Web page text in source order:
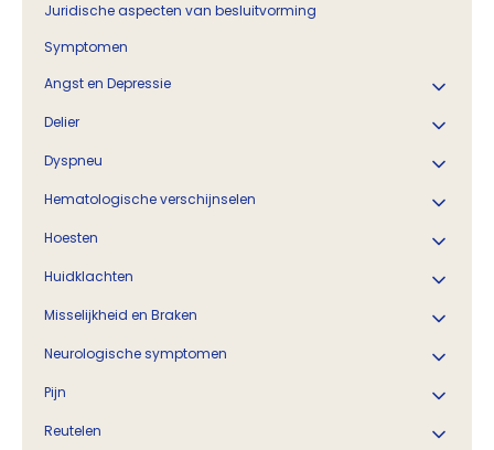
Juridische aspecten van besluitvorming
Symptomen
Angst en Depressie
Delier
Dyspneu
Hematologische verschijnselen
Hoesten
Huidklachten
Misselijkheid en Braken
Neurologische symptomen
Pijn
Reutelen